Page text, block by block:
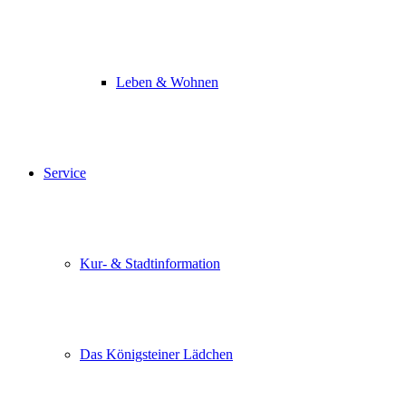
Leben & Wohnen
Service
Kur- & Stadtinformation
Das Königsteiner Lädchen